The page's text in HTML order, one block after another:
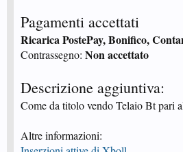
Pagamenti accettati
Ricarica PostePay, Bonifico,
Contrassegno: Non accettato
Descrizione aggiuntiva:
Come da titolo vendo Telaio Bt pari
Altre informazioni: